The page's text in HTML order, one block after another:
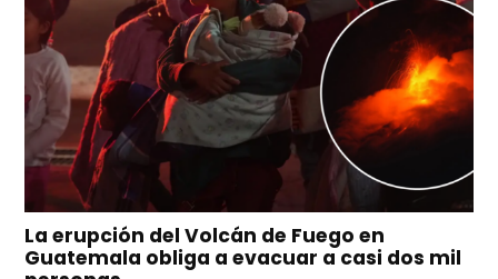
La erupción del Volcán de Fuego en
Guatemala obliga a evacuar a casi dos mil